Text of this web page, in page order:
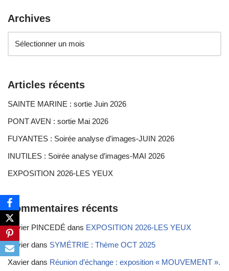
Archives
Articles récents
SAINTE MARINE : sortie Juin 2026
PONT AVEN : sortie Mai 2026
FUYANTES : Soirée analyse d’images-JUIN 2026
INUTILES : Soirée analyse d’images-MAI 2026
EXPOSITION 2026-LES YEUX
Commentaires récents
Xavier PINCEDÉ dans EXPOSITION 2026-LES YEUX
Xavier dans SYMÉTRIE : Thème OCT 2025
Xavier dans Réunion d’échange : exposition « MOUVEMENT ».